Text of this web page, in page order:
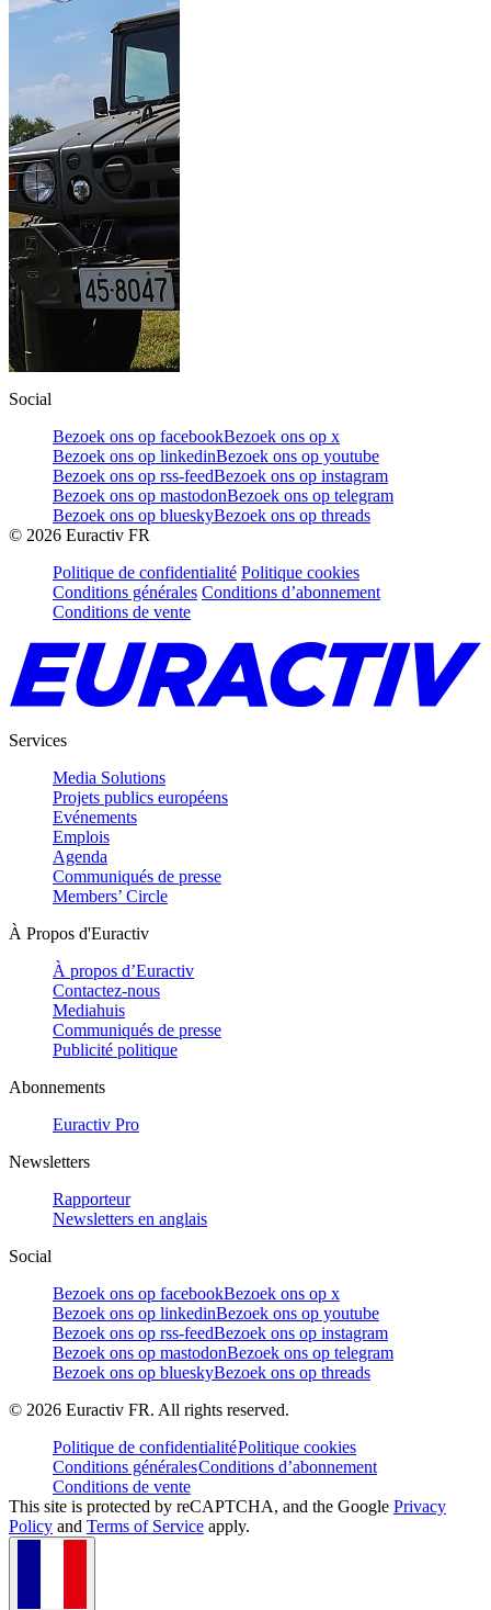
Social
Bezoek ons op facebookBezoek ons op x
Bezoek ons op linkedinBezoek ons op youtube
Bezoek ons op rss-feedBezoek ons op instagram
Bezoek ons op mastodonBezoek ons op telegram
Bezoek ons op blueskyBezoek ons op threads
© 2026 Euractiv FR
Politique de confidentialité Politique cookies
Conditions générales Conditions d’abonnement
Conditions de vente
Services
Media Solutions
Projets publics européens
Evénements
Emplois
Agenda
Communiqués de presse
Members’ Circle
À Propos d'Euractiv
À propos d’Euractiv
Contactez-nous
Mediahuis
Communiqués de presse
Publicité politique
Abonnements
Euractiv Pro
Newsletters
Rapporteur
Newsletters en anglais
Social
Bezoek ons op facebookBezoek ons op x
Bezoek ons op linkedinBezoek ons op youtube
Bezoek ons op rss-feedBezoek ons op instagram
Bezoek ons op mastodonBezoek ons op telegram
Bezoek ons op blueskyBezoek ons op threads
© 2026 Euractiv FR. All rights reserved.
Politique de confidentialitéPolitique cookies
Conditions généralesConditions d’abonnement
Conditions de vente
This site is protected by reCAPTCHA, and the Google Privacy
Policy and Terms of Service apply.